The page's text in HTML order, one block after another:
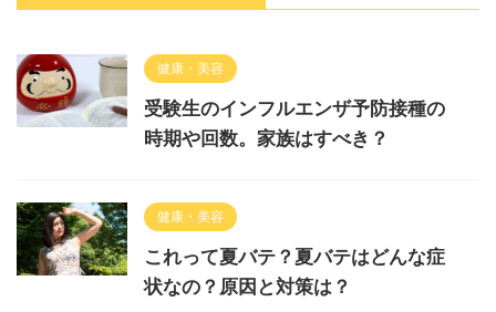
健康・美容
受験生のインフルエンザ予防接種の
時期や回数。家族はすべき？
健康・美容
これって夏バテ？夏バテはどんな症
状なの？原因と対策は？